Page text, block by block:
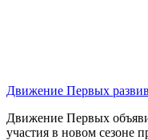
Движение Первых
Движение Первых
участия в новом сезоне